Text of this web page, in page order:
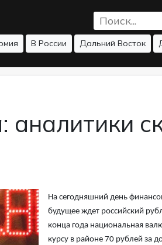
В России Дальний Восток
аналитики
На сегодняшний день
будущее ждет российский
конца года национальная
курсу в районе 70 рублей за